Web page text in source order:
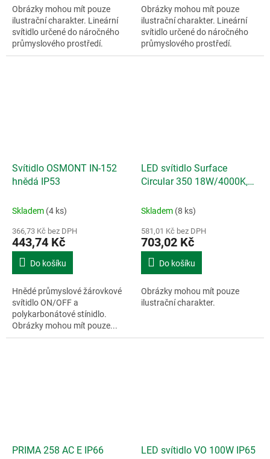
Obrázky mohou mít pouze
ilustrační charakter. Lineární
svítidlo určené do náročného
průmyslového prostředí.
Obrázky mohou mít pouze
ilustrační charakter. Lineární
svítidlo určené do náročného
průmyslového prostředí.
Svítidlo OSMONT IN-152
hnědá IP53
Skladem (4 ks)
366,73 Kč bez DPH
443,74 Kč
Do košíku
Hnědé průmyslové žárovkové
svítidlo ON/OFF a
polykarbonátové stínidlo.
Obrázky mohou mít pouze...
LED svítidlo Surface
Circular 350 18W/4000K,
průměr 350mm
Skladem (8 ks)
581,01 Kč bez DPH
703,02 Kč
Do košíku
Obrázky mohou mít pouze
ilustrační charakter.
PRIMA 258 AC E IP66
LED svítidlo VO 100W IP65